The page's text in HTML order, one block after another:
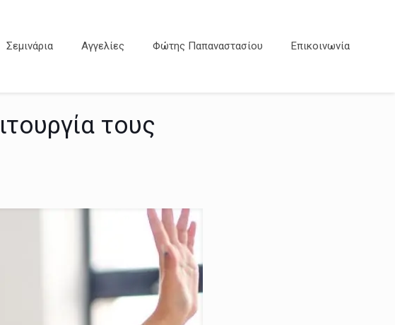
Σεμινάρια Αγγελίες Φώτης Παπαναστασίου Επικοινωνία
τους